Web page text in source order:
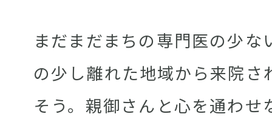
まだまだまちの専門医の少
の少し離れた地域から来院さ
そう。親御さんと心を通わせ